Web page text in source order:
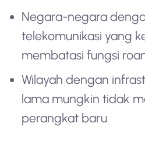
Negara-negara
telekomunikasi yang
membatasi fungsi
Wilayah dengan
lama mungkin tidak
perangkat baru